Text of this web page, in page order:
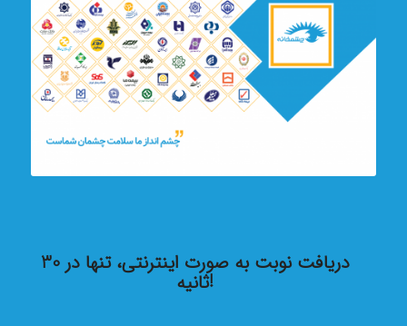
دریافت نوبت به صورت اینترنتی، تنها در 30
ثانیه!